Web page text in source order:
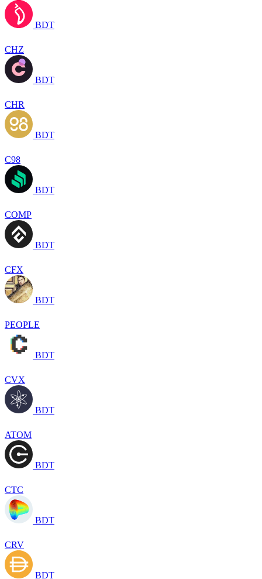
BDT
CHZ
BDT
CHR
BDT
C98
BDT
COMP
BDT
CFX
BDT
PEOPLE
BDT
CVX
BDT
ATOM
BDT
CTC
BDT
CRV
BDT